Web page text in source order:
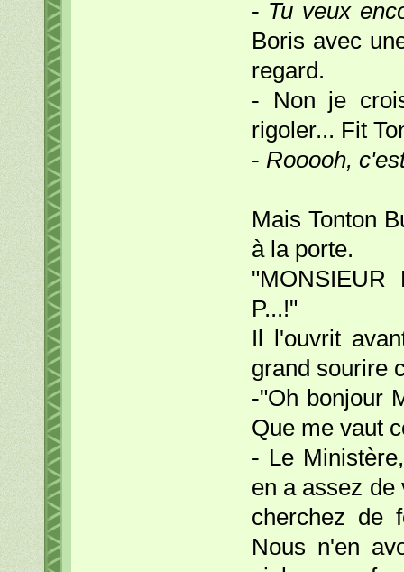
- Tu veux
Boris avec
regard.
- Non je
rigoler... Fit
- Rooooh,
Mais Tonton
à la porte.
P...!"
Il l'ouvrit
grand sourire
-"Oh bonjour
Que me vaut
- Le
en a assez de
cherchez de
Nous n'en